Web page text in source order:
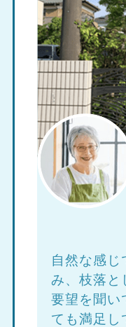
自然な感
み、枝落と
要望を聞い
ても満足し